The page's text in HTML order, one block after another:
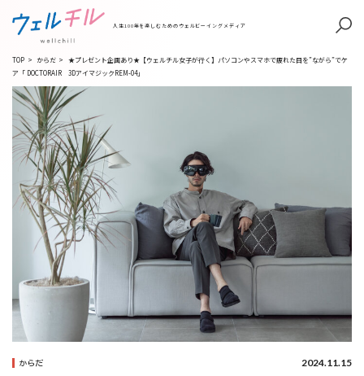
人生100年を楽しむためのウェルビーイングメディア
TOP > からだ >
★プレゼント企画あり★【ウェルチル女子が行く】パソコンやスマホで疲れた目を”ながら”でケ
ア「 DOCTORAIR 3DアイマジックREM-04」
からだ 2024.11.15